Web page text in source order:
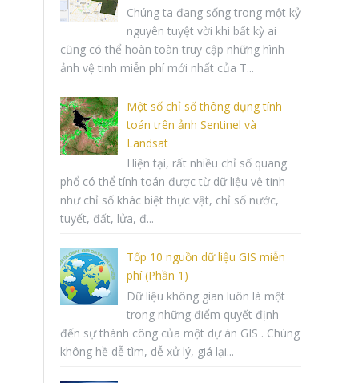
Chúng ta đang sống trong một kỷ
nguyên tuyệt vời khi bất kỳ ai
cũng có thể hoàn toàn truy cập những hình
ảnh vệ tinh miễn phí mới nhất của T...
Một số chỉ số thông dụng tính
toán trên ảnh Sentinel và
Landsat
Hiện tại, rất nhiều chỉ số quang
phổ có thể tính toán được từ dữ liệu vệ tinh
như chỉ số khác biệt thực vật, chỉ số nước,
tuyết, đất, lửa, đ...
Tốp 10 nguồn dữ liệu GIS miễn
phí (Phần 1)
Dữ liệu không gian luôn là một
trong những điểm quyết định
đến sự thành công của một dự án GIS . Chúng
không hề dễ tìm, dễ xử lý, giá lại...